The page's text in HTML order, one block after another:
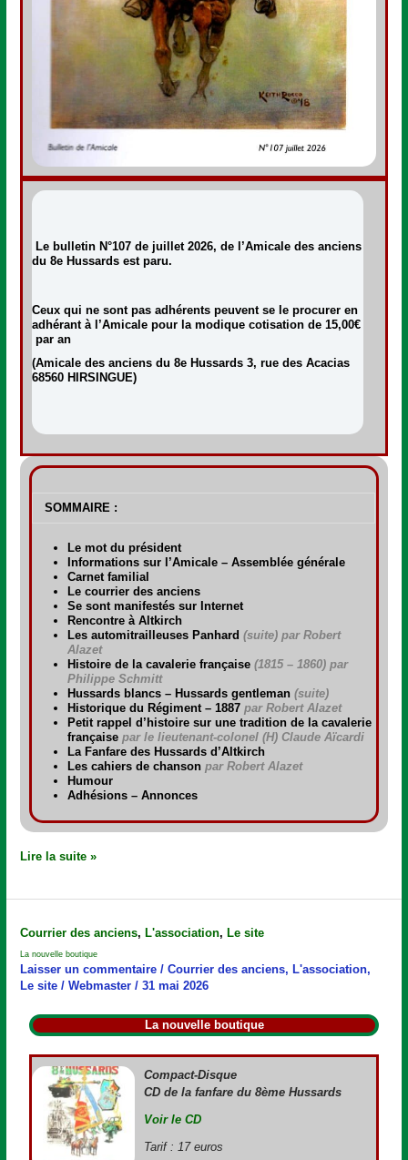
Le bulletin N°107 de juillet 2026, de l’Amicale des anciens
du 8e Hussards est paru.
Ceux qui ne sont pas adhérents peuvent se le procurer en
adhérant à l’Amicale pour la modique cotisation de 15,00€
par an
(Amicale des anciens du 8e Hussards 3, rue des Acacias
68560 HIRSINGUE)
SOMMAIRE :
Le mot du président
Informations sur l’Amicale – Assemblée générale
Carnet familial
Le courrier des anciens
Se sont manifestés sur Internet
Rencontre à Altkirch
Les automitrailleuses Panhard (suite) par Robert
Alazet
Histoire de la cavalerie française (1815 – 1860) par
Philippe Schmitt
Hussards blancs – Hussards gentleman (suite)
Historique du Régiment – 1887 par Robert Alazet
Petit rappel d’histoire sur une tradition de la cavalerie
française par le lieutenant-colonel (H) Claude Aïcardi
La Fanfare des Hussards d’Altkirch
Les cahiers de chanson par Robert Alazet
Humour
Adhésions – Annonces
Lire la suite »
Courrier des anciens,L'association,Le site
La nouvelle boutique
Laisser un commentaire /Courrier des anciens,L'association,
Le site /Webmaster/31 mai 2026
La nouvelle boutique
Compact-Disque
CD de la fanfare du 8ème Hussards
Voir le CD
Tarif : 17 euros
La
boutique